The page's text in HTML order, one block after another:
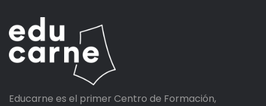
Educarne es el primer Centro de Formación,